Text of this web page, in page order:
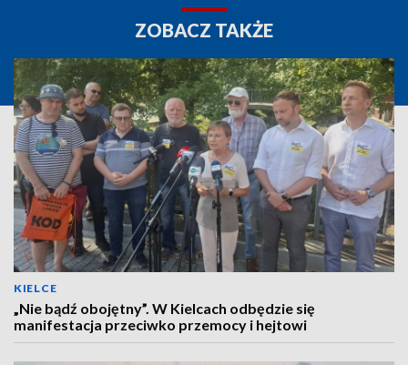
ZOBACZ TAKŻE
KIELCE
„Nie bądź obojętny”. W Kielcach odbędzie się
manifestacja przeciwko przemocy i hejtowi